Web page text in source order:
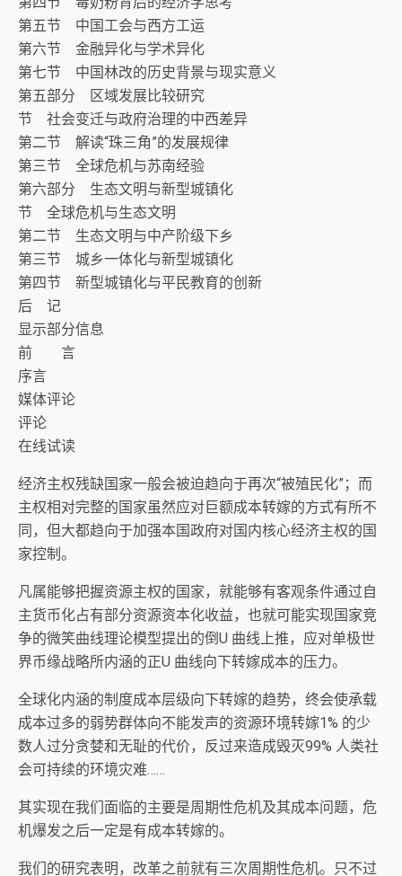
第五节 中国工会与西方工运
第六节 金融异化与学术异化
第七节 中国林改的历史背景与现实意义
第五部分 区域发展比较研究
节 社会变迁与政府治理的中西差异
第二节 解读“珠三角”的发展规律
第三节 全球危机与苏南经验
第六部分 生态文明与新型城镇化
节 全球危机与生态文明
第二节 生态文明与中产阶级下乡
第三节 城乡一体化与新型城镇化
第四节 新型城镇化与平民教育的创新
后 记
显示部分信息
前 言
序言
媒体评论
评论
在线试读
经济主权残缺国家一般会被迫趋向于再次“被殖民化”；而
主权相对完整的国家虽然应对巨额成本转嫁的方式有所不
同，但大都趋向于加强本国政府对国内核心经济主权的国
家控制。
凡属能够把握资源主权的国家，就能够有客观条件通过自
主货币化占有部分资源资本化收益，也就可能实现国家竞
争的微笑曲线理论模型提出的倒U 曲线上推，应对单极世
界币缘战略所内涵的正U 曲线向下转嫁成本的压力。
全球化内涵的制度成本层级向下转嫁的趋势，终会使承载
成本过多的弱势群体向不能发声的资源环境转嫁1% 的少
数人过分贪婪和无耻的代价，反过来造成毁灭99% 人类社
会可持续的环境灾难……
其实现在我们面临的主要是周期性危机及其成本问题，危
机爆发之后一定是有成本转嫁的。
我们的研究表明，改革之前就有三次周期性危机。只不过